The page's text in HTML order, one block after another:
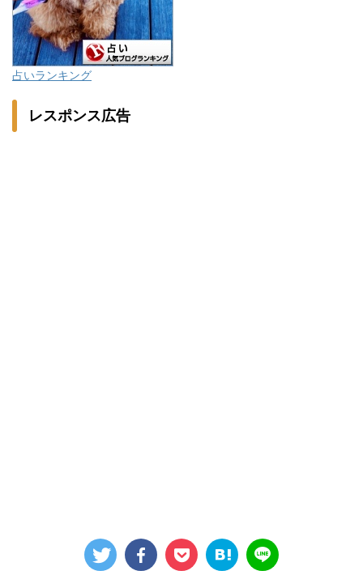
占いランキング
レスポンス広告